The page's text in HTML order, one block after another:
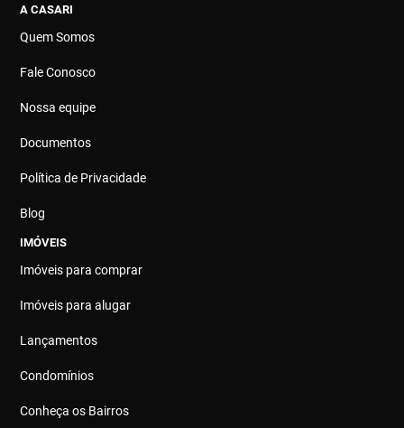
A CASARI
Quem Somos
Fale Conosco
Nossa equipe
Documentos
Política de Privacidade
Blog
IMÓVEIS
Imóveis para comprar
Imóveis para alugar
Lançamentos
Condomínios
Conheça os Bairros